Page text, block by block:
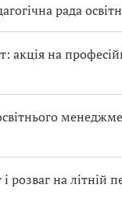
рада
акція на
розваг на літній